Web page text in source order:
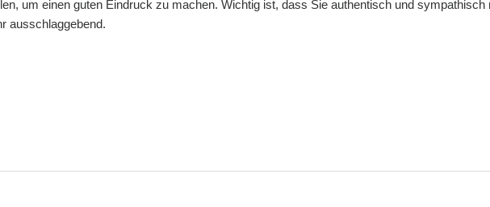
um einen guten Eindruck zu machen. Wichtig ist, dass Sie authentisch und
ausschlaggebend.